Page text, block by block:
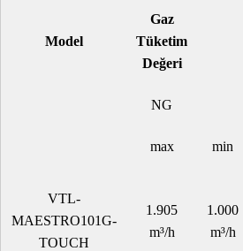
Model
Gaz
Tüketim
Değeri
NG
max min
VTL-
MAESTRO101G-
TOUCH
1.905
m³/h
1.000
m³/h